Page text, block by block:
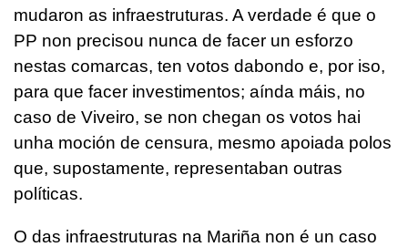
mudaron as infraestruturas. A verdade é que o
PP non precisou nunca de facer un esforzo
nestas comarcas, ten votos dabondo e, por iso,
para que facer investimentos; aínda máis, no
caso de Viveiro, se non chegan os votos hai
unha moción de censura, mesmo apoiada polos
que, supostamente, representaban outras
políticas.
O das infraestruturas na Mariña non é un caso